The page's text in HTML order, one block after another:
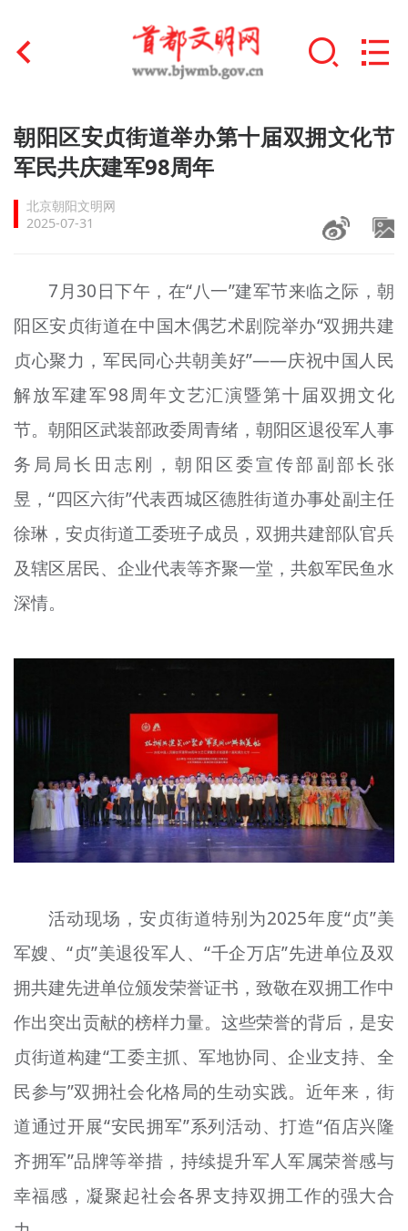
首页
文明创建
文明实践
未成年人思想道德建设
榜样人物
+
身边好人
文明评论
北京宣传文化引导基金
专题
资料库
朝阳区安贞街道举办第十届双拥文化节
军民共庆建军98周年
北京朝阳文明网
2025-07-31
7月30日下午，在“八一”建军节来临之际，朝
阳区安贞街道在中国木偶艺术剧院举办“双拥共建
贞心聚力，军民同心共朝美好”——庆祝中国人民
解放军建军98周年文艺汇演暨第十届双拥文化
节。朝阳区武装部政委周青绪，朝阳区退役军人事
务局局长田志刚，朝阳区委宣传部副部长张
昱，“四区六街”代表西城区德胜街道办事处副主任
徐琳，安贞街道工委班子成员，双拥共建部队官兵
及辖区居民、企业代表等齐聚一堂，共叙军民鱼水
深情。
活动现场，安贞街道特别为2025年度“贞”美
军嫂、“贞”美退役军人、“千企万店”先进单位及双
拥共建先进单位颁发荣誉证书，致敬在双拥工作中
作出突出贡献的榜样力量。这些荣誉的背后，是安
贞街道构建“工委主抓、军地协同、企业支持、全
民参与”双拥社会化格局的生动实践。近年来，街
道通过开展“安民拥军”系列活动、打造“佰店兴隆
齐拥军”品牌等举措，持续提升军人军属荣誉感与
幸福感，凝聚起社会各界支持双拥工作的强大合